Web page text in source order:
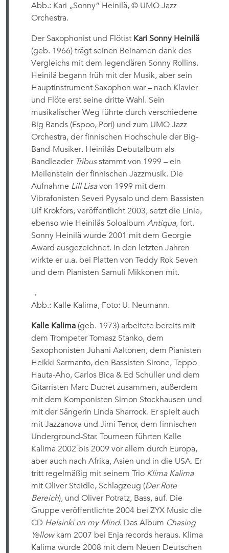
Abb.: Kari „Sonny“ Heinilä, © UMO Jazz
Orchestra.
Der Saxophonist und Flötist Kari Sonny Heinilä
(geb. 1966) trägt seinen Beinamen dank des
Vergleichs mit dem legendären Sonny Rollins.
Heinilä begann früh mit der Musik, aber sein
Hauptinstrument Saxophon war – nach Klavier
und Flöte erst seine dritte Wahl. Sein
musikalischer Weg führte durch verschiedene
Big Bands (Espoo, Pori) und zum UMO Jazz
Orchestra, der finnischen Hochschule der Big-
Band-Musiker. Heiniläs Debutalbum als
Bandleader Tribusstammt von 1999 – ein
Meilenstein der finnischen Jazzmusik. Die
Aufnahme Lill Lisavon 1999 mit dem
Vibrafonisten Severi Pyysalo und dem Bassisten
Ulf Krokfors, veröffentlicht 2003, setzt die Linie,
ebenso wie Heiniläs Soloalbum Antiqua, fort.
Sonny Heinilä wurde 2001 mit dem Georgie
Award ausgezeichnet. In den letzten Jahren
wirkte er u.a. bei Platten von Teddy Rok Seven
und dem Pianisten Samuli Mikkonen mit.
Abb.: Kalle Kalima, Foto: U. Neumann.
Kalle Kalima (geb. 1973) arbeitete bereits mit
dem Trompeter Tomasz Stanko, dem
Saxophonisten Juhani Aaltonen, dem Pianisten
Heikki Sarmanto, den Bassisten Sirone, Teppo
Hauta-Aho, Carlos Bica & Ed Schuller und dem
Gitarristen Marc Ducret zusammen, außerdem
mit dem Komponisten Simon Stockhausen und
mit der Sängerin Linda Sharrock. Er spielt auch
mit Jazzanova und Jimi Tenor, dem finnischen
Underground-Star. Tourneen führten Kalle
Kalima 2002 bis 2009 vor allem durch Europa,
aber auch nach Afrika, Asien und in die USA. Er
tritt regelmäßig mit seinem Trio Klima Kalima
mit Oliver Steidle, Schlagzeug (Der Rote
Bereich), und Oliver Potratz, Bass, auf. Die
Gruppe veröffentlichte 2004 bei ZYX Music die
CD Helsinki on my Mind. Das Album Chasing
Yellowkam 2007 bei Enja records heraus. Klima
Kalima wurde 2008 mit dem Neuen Deutschen